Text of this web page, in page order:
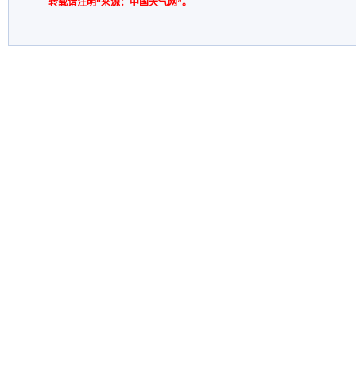
转载请注明“来源：中国天气网”。